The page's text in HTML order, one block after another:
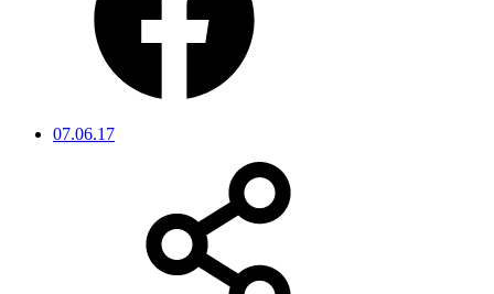
07.06.17